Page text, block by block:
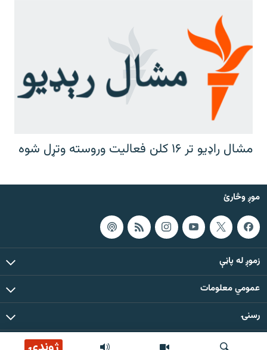
مشال راډیو تر ۱۶ کلن فعالیت وروسته وتړل شوه
موږ وڅارئ
زموږ له پاڼې
عمومي معلومات
رسنۍ
د دې ووبپاڼې د ټولو مطالبو حقوق له مشال راډیو سره خوندي دي